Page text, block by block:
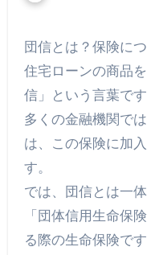
団信とは？保険に
住宅ローンの商品
信」という言葉です
多くの金融機関で
は、この保険に加
す。
では、団信とは一
「団体信用生命保
る際の生命保険です